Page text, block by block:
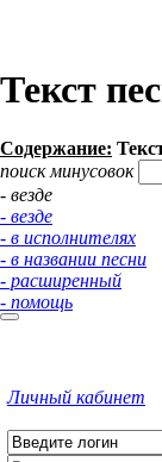
Текст
Содержание:
поиск минусовок
- везде
- везде
- в исполнителях
- в названии песни
- расширенный
- помощь
Личный кабинет